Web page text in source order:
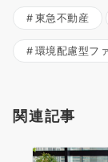
東急不動産
環境配慮型フ
関連記事